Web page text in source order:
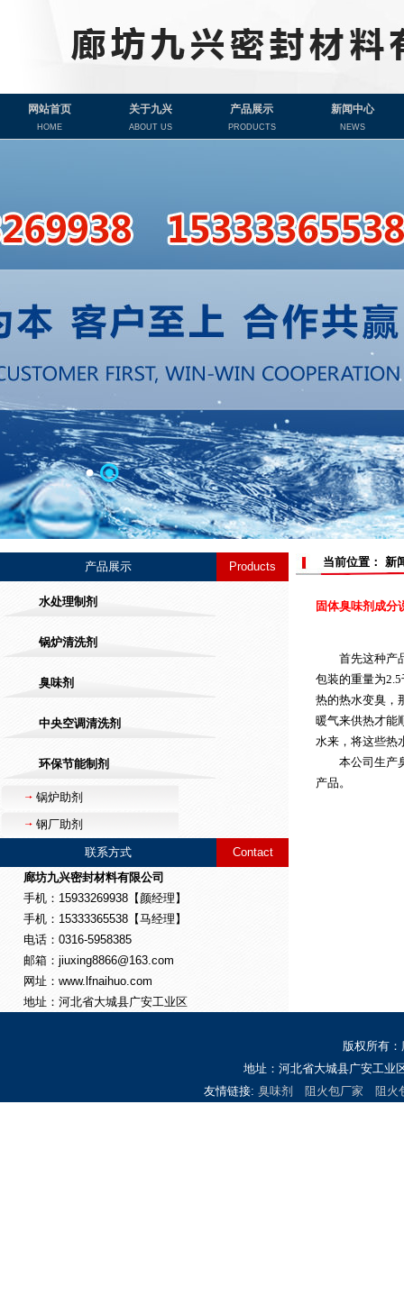
网站首页
HOME
关于九兴
ABOUT US
产品展示
PRODUCTS
新闻中心
NEWS
产品展示 Products
水处理制剂
锅炉清洗剂
臭味剂
中央空调清洗剂
环保节能制剂
锅炉助剂
钢厂助剂
联系方式
Contact
廊坊九兴密封材料有限公司
手机：15933269938【颜经理】
手机：15333365538【马经理】
电话：0316-5958385
邮箱：jiuxing8866@163.com
网址：www.lfnaihuo.com
地址：河北省大城县广安工业区
当前位置： 新
固体臭味剂成分
首先这种产品
包装的重量为
热的热水变臭，
暖气来供热才能
水来，将这些热
本公司生产
产品。
版权所有
地址：河北省大城县广安
友情链接: 臭味剂 阻火包厂家 阻火